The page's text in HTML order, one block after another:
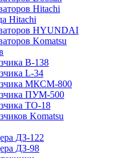
Hitachi
Hitachi
HYUNDAI
Komatsu
B-138
L-34
МКСМ-800
ПУМ-500
ТО-18
Komatsu
ДЗ-122
ДЗ-98